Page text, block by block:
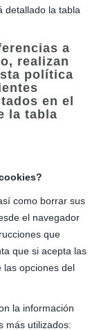
detallado la tabla
a
realizan
política
en el
la tabla
como borrar sus
el navegador
que
que si acepta las
las opciones del
la información
más utilizados: